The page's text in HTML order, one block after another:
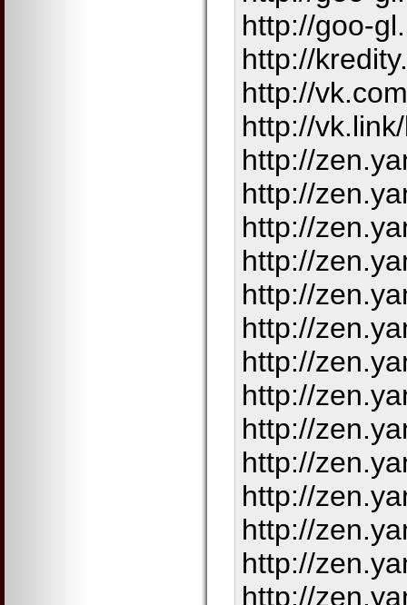
http://goo-
http://
http://
http://
http://
http://
http://
http://
http://
http://
http://
http://
http://
http://
http://
http://
http://
http://